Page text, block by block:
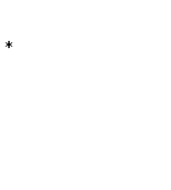
*